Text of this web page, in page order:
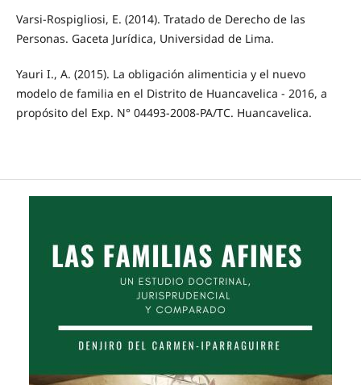
Varsi-Rospigliosi, E. (2014). Tratado de Derecho de las
Personas. Gaceta Jurídica, Universidad de Lima.
Yauri I., A. (2015). La obligación alimenticia y el nuevo
modelo de familia en el Distrito de Huancavelica - 2016, a
propósito del Exp. N° 04493-2008-PA/TC. Huancavelica.